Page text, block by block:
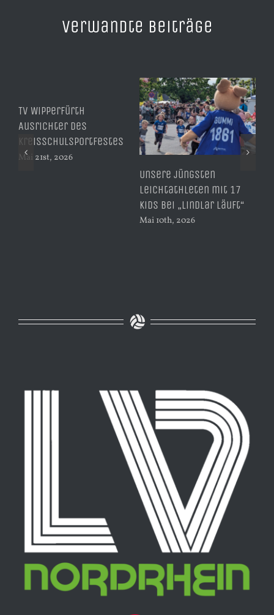
Verwandte Beiträge
TV Wipperfürth
Ausrichter des
Kreisschulsportfestes
Mai 21st, 2026
Unsere jüngsten
Leichtathleten mit 17
Kids bei „Lindlar läuft“
Mai 10th, 2026